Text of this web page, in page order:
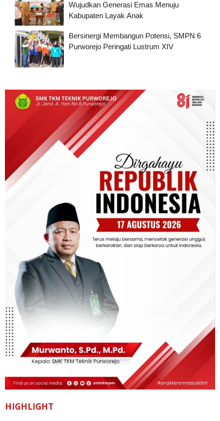
Wujudkan Generasi Emas Menuju
Kabupaten Layak Anak
Bersinergi Membangun Potensi, SMPN 6
Purworejo Peringati Lustrum XIV
HIGHLIGHT